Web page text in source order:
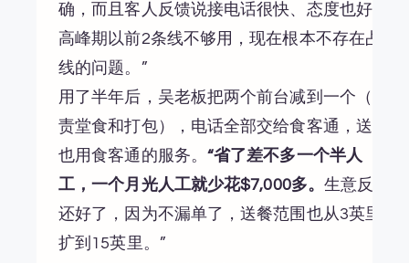
确，而且客人反馈说接电话很快、态度也好。
高峰期以前2条线不够用，现在根本不存在占
线的问题。”
用了半年后，吴老板把两个前台减到一个（负
责堂食和打包），电话全部交给食客通，送餐
也用食客通的服务。 “省了差不多一个半人
工，一个月光人工就少花$7,000多。 生意反而
还好了，因为不漏单了，送餐范围也从3英里
扩到15英里。”